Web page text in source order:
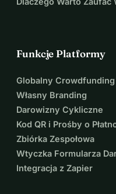
Funkcje Platformy
Globalny Crowdfunding
Własny Branding
Darowizny Cykliczne
Kod QR i Prośby o
Zbiórka Zespołowa
Wtyczka Formularza
Integracja z Zapier